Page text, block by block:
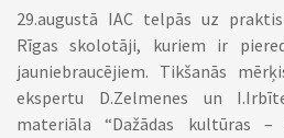
29.augustā IAC telpās uz
Rīgas skolotāji, kuriem ir
jauniebraucējiem. Tikšanās
ekspertu D.Zelmenes un
materiāla “Dažādas kultūras